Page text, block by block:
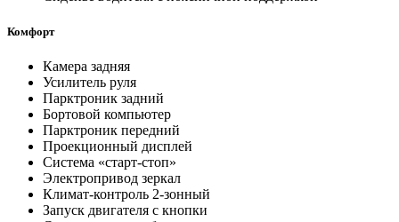
Комфорт
Камера задняя
Усилитель руля
Парктроник задний
Бортовой компьютер
Парктроник передний
Проекционный дисплей
Система «старт-стоп»
Электропривод зеркал
Климат-контроль 2-зонный
Запуск двигателя с кнопки